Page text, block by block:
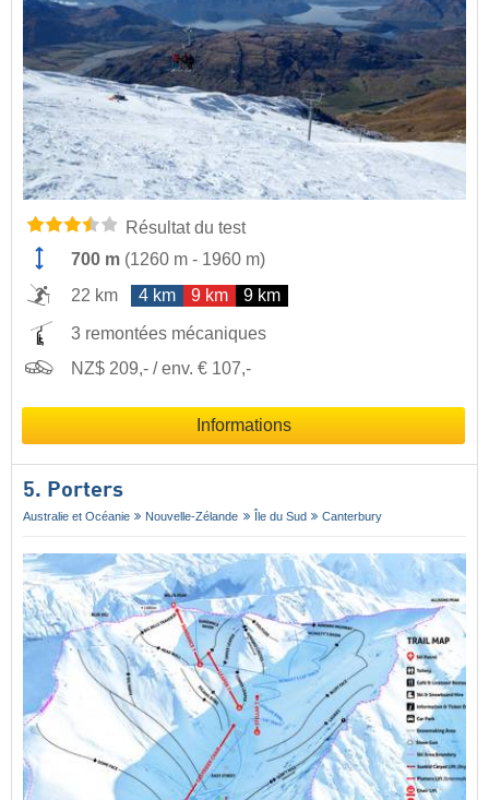
Résultat du test
700 m (1260 m - 1960 m)
22 km
4 km 9 km 9 km
3 remontées mécaniques
NZ$ 209,- / env. € 107,-
Informations
5. Porters
Australie et Océanie Nouvelle-Zélande Île du Sud Canterbury